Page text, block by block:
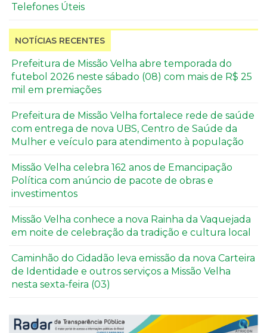
Telefones Úteis
NOTÍCIAS RECENTES
Prefeitura de Missão Velha abre temporada do
futebol 2026 neste sábado (08) com mais de R$ 25
mil em premiações
Prefeitura de Missão Velha fortalece rede de saúde
com entrega de nova UBS, Centro de Saúde da
Mulher e veículo para atendimento à população
Missão Velha celebra 162 anos de Emancipação
Política com anúncio de pacote de obras e
investimentos
Missão Velha conhece a nova Rainha da Vaquejada
em noite de celebração da tradição e cultura local
Caminhão do Cidadão leva emissão da nova Carteira
de Identidade e outros serviços a Missão Velha
nesta sexta-feira (03)